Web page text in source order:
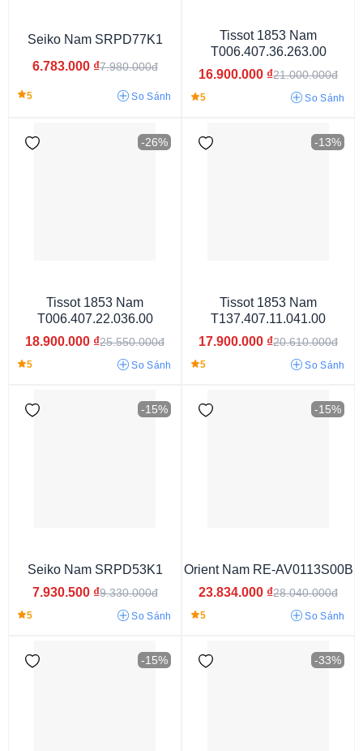
3atm 20atm 30atm 60atm
Kim (Analog)
Seiko Nam SRPD77K1
6.783.000 ₫7.980.000đ
5 So Sánh
Tissot 1853 Nam
T006.407.36.263.00
16.900.000 ₫21.000.000đ
5 So Sánh
-26%
Tissot 1853 Nam
T006.407.22.036.00
18.900.000 ₫25.550.000đ
5 So Sánh
-13%
Tissot 1853 Nam
T137.407.11.041.00
17.900.000 ₫20.610.000đ
5 So Sánh
-15%
Seiko Nam SRPD53K1
7.930.500 ₫9.330.000đ
5 So Sánh
-15%
Orient Nam RE-AV0113S00B
23.834.000 ₫28.040.000đ
5 So Sánh
-15% -33%